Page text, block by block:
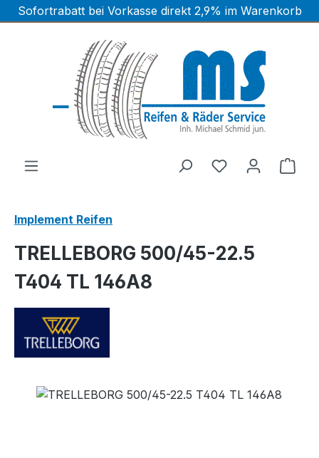
Zum Hauptinhalt springen
Sofortrabatt bei Vorkasse direkt 2,9% im Warenkorb
Implement Reifen
TRELLEBORG 500/45-22.5
T404 TL 146A8
Bildergalerie überspringen